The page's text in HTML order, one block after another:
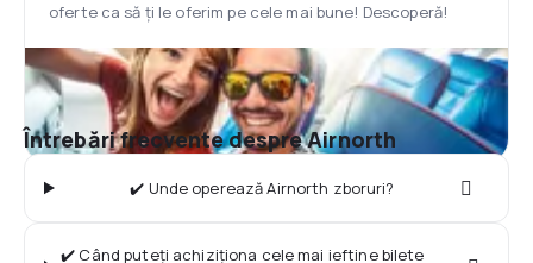
oferte ca să ți le oferim pe cele mai bune! Descoperă!
Întrebări frecvente despre Airnorth
✔️ Unde operează Airnorth zboruri?
✔️ Când puteți achiziționa cele mai ieftine bilete